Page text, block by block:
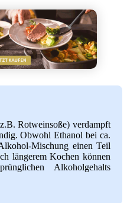
Rotweinsoße) verdampft
Obwohl Ethanol bei ca.
Mischung einen Teil
längerem Kochen können
Alkoholgehalts